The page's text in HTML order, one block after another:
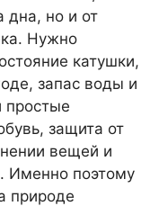
дна, но и от
Нужно
катушки,
запас воды и
простые
защита от
вещей и
Именно поэтому
природе